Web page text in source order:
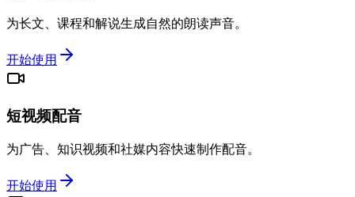
为长文、课程和解说生成自然的朗读声音。
开始使用
短视频配音
为广告、知识视频和社媒内容快速制作配音。
开始使用